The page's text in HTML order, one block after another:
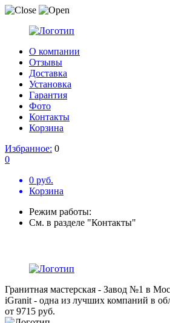
О компании
Отзывы
Доставка
Установка
Гарантия
Фото
Контакты
Корзина
Избранное: 0
0
0 руб.
Корзина
Режим работы:
См. в разделе "Контакты"
Гранитная мастерская - Завод №1 в
iGranit - одна из лучших компаний в
от 9715 руб.